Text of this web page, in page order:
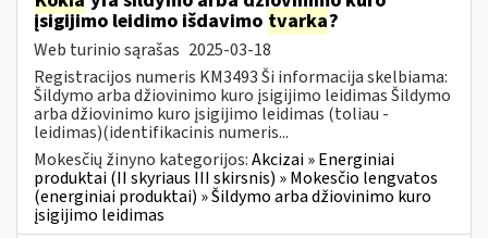
įsigijimo leidimo išdavimo tvarka?
Web turinio sąrašas 2025-03-18
Registracijos numeris KM3493 Ši informacija skelbiama:
Šildymo arba džiovinimo kuro įsigijimo leidimas Šildymo
arba džiovinimo kuro įsigijimo leidimas (toliau -
leidimas)(identifikacinis numeris...
Mokesčių žinyno kategorijos:Akcizai » Energiniai
produktai (II skyriaus III skirsnis) » Mokesčio lengvatos
(energiniai produktai) » Šildymo arba džiovinimo kuro
įsigijimo leidimas